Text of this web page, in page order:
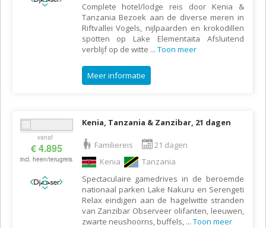
Complete hotel/lodge reis door Kenia &
Tanzania Bezoek aan de diverse meren in
Riftvallei Vogels, nijlpaarden en krokodillen
spotten op Lake Elementaita Afsluitend
verblijf op de witte ... Toon meer
Meer informatie
vanaf
€ 4.895
incl. heen/terugreis
Kenia, Tanzania & Zanzibar, 21 dagen
Familiereis
21 dagen
Kenia
Tanzania
Spectaculaire gamedrives in de beroemde
nationaal parken Lake Nakuru en Serengeti
Relax eindigen aan de hagelwitte stranden
van Zanzibar Observeer olifanten, leeuwen,
zwarte neushoorns, buffels, ... Toon meer